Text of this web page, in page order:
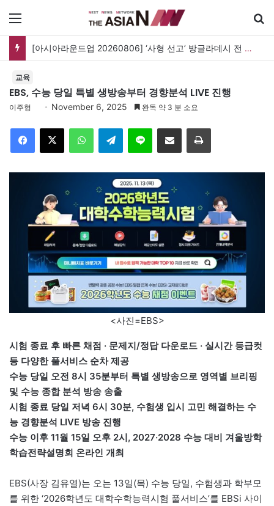
메뉴
[아시아라운드업 20260806] ‘사형 선고’ 방글라데시 전 총리, 도피국 인도서 연설
교육
EBS, 수능 당일 특별 생방송부터 경향분석 LIVE 진행
이주형 November 6, 2025 완독 약 3 분 소요
Facebook
X WhatsAppTelegramLine 이메일 인쇄
<사진=EBS>
시험 종료 후 빠른 채점 · 문제지/정답 다운로드 · 실시간 등급컷
등 다양한 풀서비스 순차 제공
수능 당일 오전 8시 35분부터 특별 생방송으로 영역별 브리핑
및 수능 종합 분석 방송 송출
시험 종료 당일 저녁 6시 30분, 수험생 입시 고민 해결하는 수
능 경향분석 LIVE 방송 진행
수능 이후 11월 15일 오후 2시, 2027·2028 수능 대비 겨울방학
학습전략설명회 온라인 개최
EBS(사장 김유열)는 오는 13일(목) 수능 당일, 수험생과 학부모
를 위한 ‘2026학년도 대학수학능력시험 풀서비스’를 EBSi 사이